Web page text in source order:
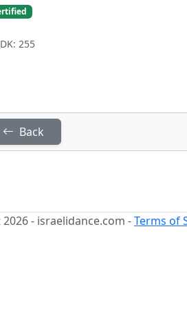
255
Back
- israelidance.com -Terms of